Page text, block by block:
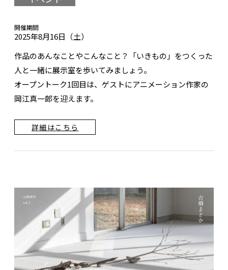
開催期間
2025年8月16日（土）
作品のあんなことやこんなこと？「いきもの」をつくった
人と一緒に展示室を歩いてみましょう。
オープントーク1回目は、ゲストにアニメーション作家の
岡江真一郎を迎えます。
詳細はこちら